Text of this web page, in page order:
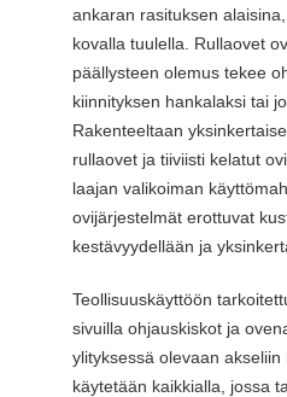
ankaran rasituksen
kovalla tuulella. Rullaovet
päällysteen olemus tekee
kiinnityksen hankalaksi tai
Rakenteeltaan
rullaovet ja tiiviisti kelatut
laajan valikoiman
ovijärjestelmät erottuvat
kestävyydellään ja
Teollisuuskäyttöön
sivuilla ohjauskiskot ja
ylityksessä olevaan akseliin
käytetään kaikkialla, jossa